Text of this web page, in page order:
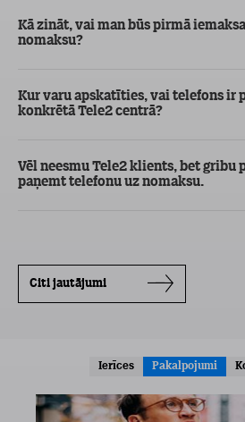
Kā zināt, vai man būs pirmā
nomaksu?
Kur varu apskatīties, vai telefons ir
konkrētā Tele2 centrā?
Vēl neesmu Tele2 klients, bet gribu
paņemt telefonu uz nomaksu.
Citi jautājumi
Ierīces Pakalpojumi